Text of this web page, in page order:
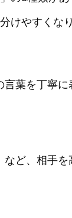
けやすくなり
言葉を丁寧
など、相手